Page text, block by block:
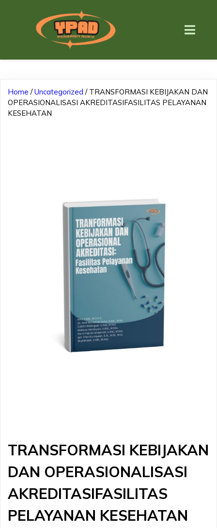
Home /Uncategorized / TRANSFORMASI KEBIJAKAN DAN
OPERASIONALISASI AKREDITASIFASILITAS PELAYANAN
KESEHATAN
TRANSFORMASI KEBIJAKAN
DAN OPERASIONALISASI
AKREDITASIFASILITAS
PELAYANAN KESEHATAN